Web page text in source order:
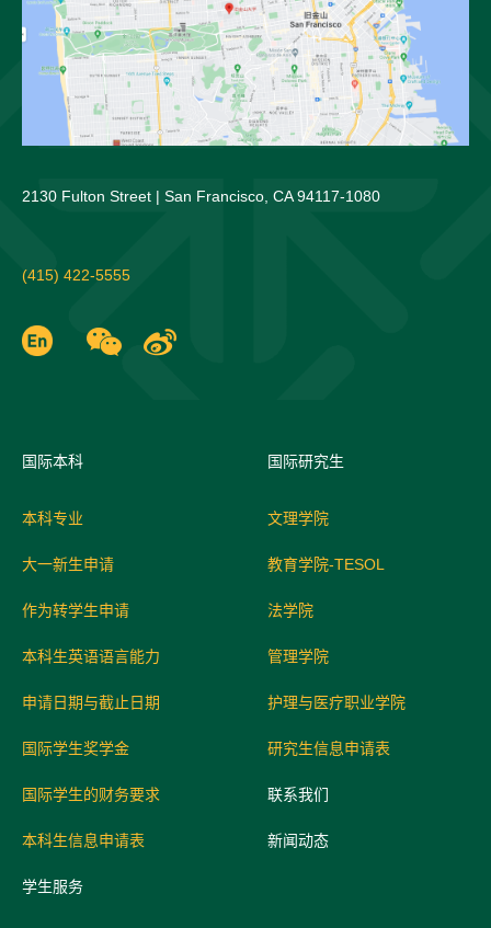
2130 Fulton Street | San Francisco, CA 94117-1080
(415) 422-5555
国际本科
本科专业
大一新生申请
作为转学生申请
本科生英语语言能力
申请日期与截止日期
国际学生奖学金
国际学生的财务要求
本科生信息申请表
学生服务
国际研究生
文理学院
教育学院-TESOL
法学院
管理学院
护理与医疗职业学院
研究生信息申请表
联系我们
新闻动态